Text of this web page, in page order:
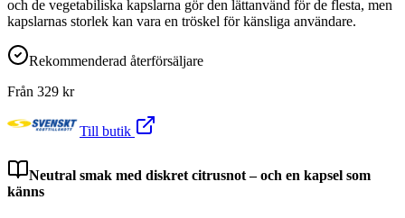
och de vegetabiliska kapslarna gör den lättanvänd för de flesta, men
kapslarnas storlek kan vara en tröskel för känsliga användare.
Rekommenderad återförsäljare
Från 329 kr
Till butik
Neutral smak med diskret citrusnot – och en kapsel som
känns